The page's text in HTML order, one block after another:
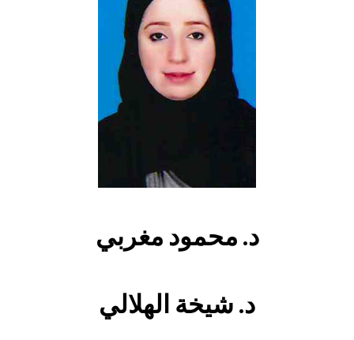
د. محمود مغربي
د. شيخة الهلالي